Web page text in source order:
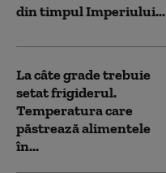
din timpul Imperiului...
La câte grade trebuie
setat frigiderul.
Temperatura care
păstrează alimentele
în...